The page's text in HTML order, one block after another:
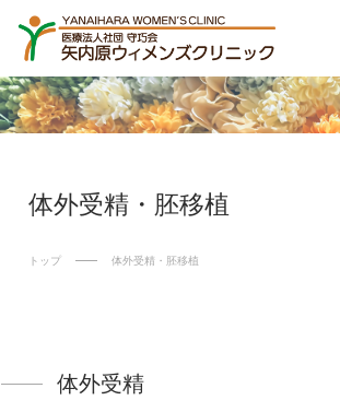
体外受精・胚移植
トップ 体外受精・胚移植
体外受精